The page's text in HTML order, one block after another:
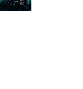
广告